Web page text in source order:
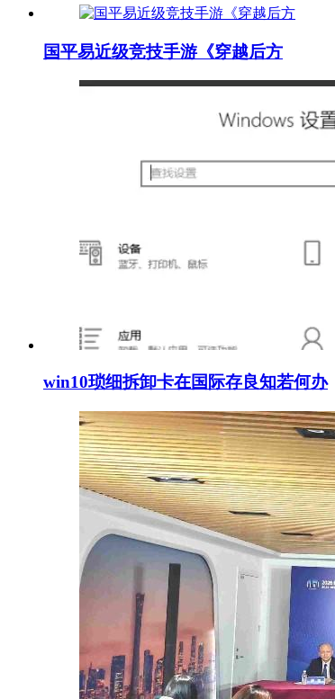
国平易近级竞技手游《穿越后方
win10琐细拆卸卡在国际存良知若何办